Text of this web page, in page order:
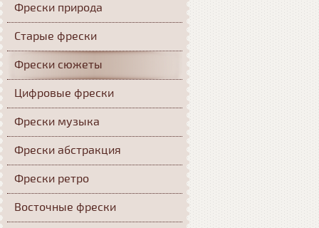
Фрески природа
Старые фрески
Фрески сюжеты
Цифровые фрески
Фрески музыка
Фрески абстракция
Фрески ретро
Восточные фрески